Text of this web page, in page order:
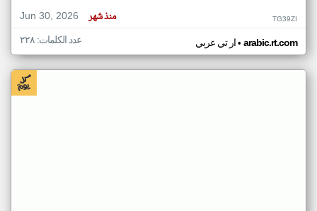
Jun 30, 2026
منذ شهر TG39ZI
ار تي عربي• arabic.rt.com عدد الكلمات: ٢٢٨